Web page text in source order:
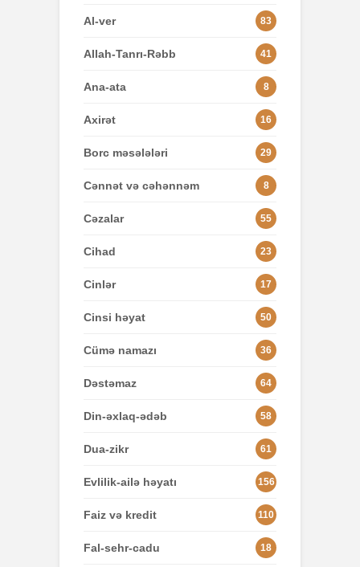
Al-ver 83
Allah-Tanrı-Rəbb 41
Ana-ata 8
Axirət 16
Borc məsələləri 29
Cənnət və cəhənnəm 8
Cəzalar 55
Cihad 23
Cinlər 17
Cinsi həyat 50
Cümə namazı 36
Dəstəmaz 64
Din-əxlaq-ədəb 58
Dua-zikr 61
Evlilik-ailə həyatı 156
Faiz və kredit 110
Fal-sehr-cadu 18